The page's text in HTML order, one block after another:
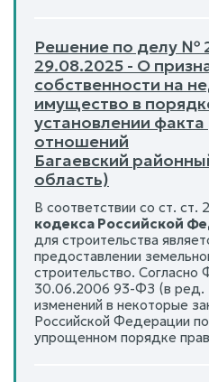
Решение по делу №
29.08.2025 - О
собственности на
имущество в
установлении
отношений
Багаевский
область)
В соответствии со ст. ст.
кодекса Российской
для строительства
предоставлении
строительство. Согласно
30.06.2006 93-ФЗ (в ред.
изменений в некоторые
Российской Федерации
упрощенном порядке